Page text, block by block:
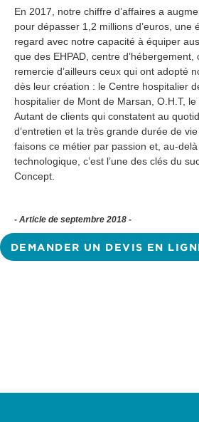
En 2017, notre chiffre d’affaires a
pour dépasser 1,2 millions d’euros, une
regard avec notre capacité à équiper
que des EHPAD, centre
remercie d’ailleurs ceux qui ont adopté
dès leur création : le Centre hospitalier
hospitalier de Mont de Marsan, O.H.T,
Autant de clients qui constatent au
d’entretien et la très grande durée de
faisons ce métier par passion et, au-delà
technologique, c’est l’une des clés du
Concept.
- Article de septembre 2018 -
DEMANDER UN DEVIS EN